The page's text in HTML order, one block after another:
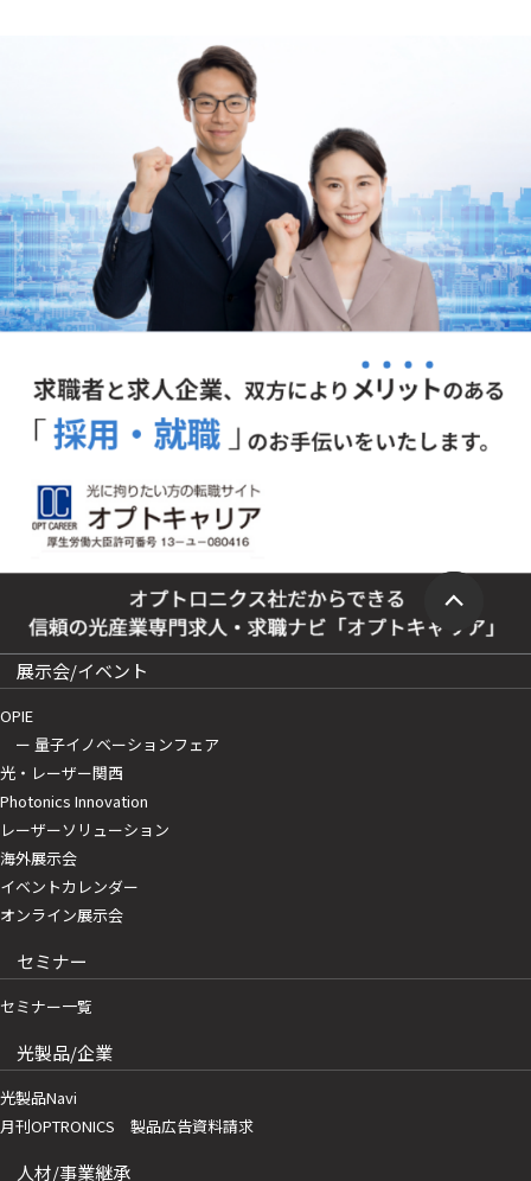
展示会/イベント
OPIE
ー 量子イノベーションフェア
光・レーザー関西
Photonics Innovation
レーザーソリューション
海外展示会
イベントカレンダー
オンライン展示会
セミナー
セミナー一覧
光製品/企業
光製品Navi
月刊OPTRONICS 製品広告資料請求
人材/事業継承